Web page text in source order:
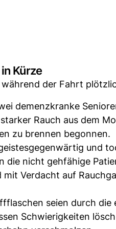
Kürze
während der Fahrt
demenzkranke
Rauch aus dem
zu brennen begonnen.
und
die nicht gehfähige
Verdacht auf
seien durch
Schwierigkeiten